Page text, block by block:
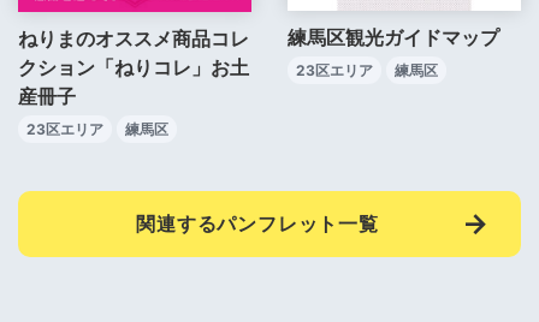
ねりまのオススメ商品コレ
クション「ねりコレ」お土
産冊子
23区エリア 練馬区
練馬区観光ガイドマップ
23区エリア 練馬区
関連するパンフレット一覧